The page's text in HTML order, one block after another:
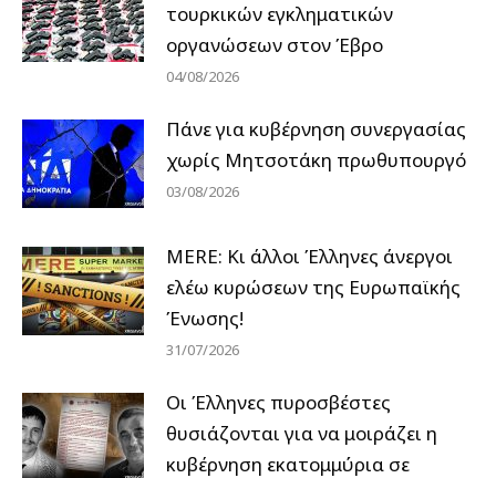
τουρκικών εγκληματικών
οργανώσεων στον Έβρο
04/08/2026
Πάνε για κυβέρνηση συνεργασίας
χωρίς Μητσοτάκη πρωθυπουργό
03/08/2026
MERE: Κι άλλοι Έλληνες άνεργοι
ελέω κυρώσεων της Ευρωπαϊκής
Ένωσης!
31/07/2026
Οι Έλληνες πυροσβέστες
θυσιάζονται για να μοιράζει η
κυβέρνηση εκατομμύρια σε